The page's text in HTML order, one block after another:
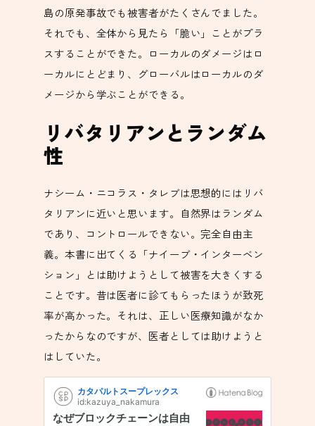
島の原発事故でも被害者がたくさんでました。
それでも、全体から見たら「脆い」ことがプラ
スすることができた。ローカルのダメージはロ
ーカルにとどまり、グローバルはローカルのダ
メージから学ぶことができる。
リバタリアンとランダム
性
ナシーム・ニコラス・タレブは思想的にはリバ
タリアンに近いと思います。自然界はランダム
であり、コントロールできない。完全自由主
義。本書に出てくる「ナイーブ・インターベン
ション」とは助けようとして被害を大きくする
ことです。昔は医者に診てもらったほうが致死
率が高かった。それは、正しい医療知識がなか
ったからなのですが、医者としては助けようと
はしていた。